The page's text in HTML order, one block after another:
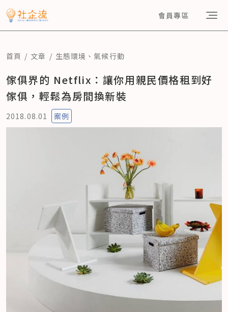
會員專區
首頁 文章 生態環境 、 氣候行動
傢俱界的 Netflix：讓你用親民價格租到好
傢俱，輕鬆為房間換新裝
2018.08.01 案例